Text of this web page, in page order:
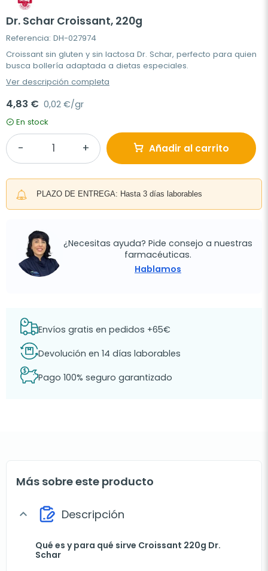
Dr. Schar Croissant, 220g
Referencia: DH-027974
Croissant sin gluten y sin lactosa Dr. Schar, perfecto para quien
busca bollería adaptada a dietas especiales.
Ver descripción completa
4,83 € 0,02 €/gr
En stock
Añadir al carrito
PLAZO DE ENTREGA: Hasta 3 días laborables
¿Necesitas ayuda? Pide consejo a nuestras
farmacéuticas.
Hablamos
Envíos gratis en pedidos +65€
Devolución en 14 días laborables
Pago 100% seguro garantizado
Más sobre este producto
expand_more Descripción
Qué es y para qué sirve Croissant 220g Dr.
Schar